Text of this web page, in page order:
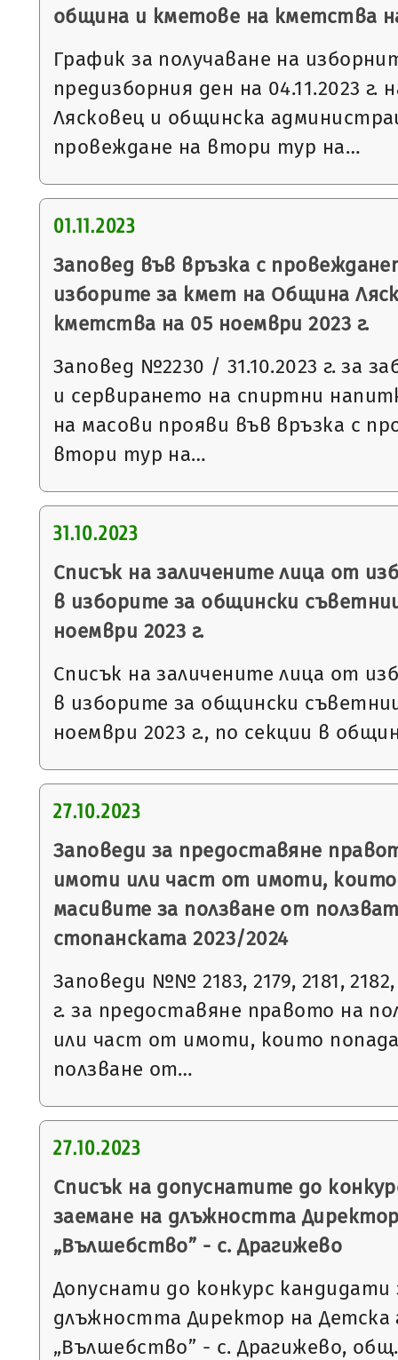
община и кметове на кметства на
График за получаване на
предизборния ден на 04.11.2023
Лясковец и общинска
провеждане на втори тур на…
01.11.2023
Заповед във връзка с
изборите за кмет на Община
кметства на 05 ноември 2023 г.
Заповед №2230 / 31.10.2023 г. за
и сервирането на спиртни
на масови прояви във връзка с
втори тур на…
31.10.2023
Списък на заличените лица от
в изборите за общински
ноември 2023 г.
Списък на заличените лица от
в изборите за общински
ноември 2023 г., по секции в
27.10.2023
Заповеди за предоставяне
имоти или част от имоти,
масивите за ползване от
стопанската 2023/2024
Заповеди №№ 2183, 2179, 2181, 2182,
г. за предоставяне правото на
или част от имоти, които
ползване от…
27.10.2023
Списък на допуснатите до
заемане на длъжността
„Вълшебство” - с. Драгижево
Допуснати до конкурс кандидати
длъжността Директор на Детска
„Вълшебство” - с. Драгижево,